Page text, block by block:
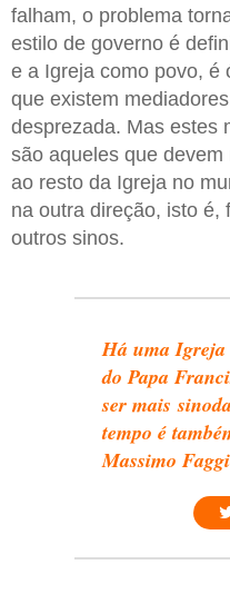
falham, o problema
estilo de governo é
e a Igreja como povo, é
que existem
desprezada. Mas estes
são aqueles que
ao resto da Igreja no
na outra direção, isto é,
outros sinos.
Há uma Igreja
do Papa
ser mais
tempo é
Massimo